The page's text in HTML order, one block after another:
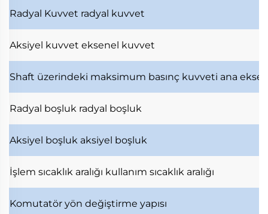
Radyal Kuvvet radyal kuvvet
Aksiyel kuvvet eksenel kuvvet
Shaft üzerindeki maksimum basınç kuvveti ana
Radyal boşluk radyal boşluk
Aksiyel boşluk aksiyel boşluk
İşlem sıcaklık aralığı kullanım sıcaklık aralığı
Komutatör yön değiştirme yapısı